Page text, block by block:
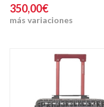
350,00€
más variaciones